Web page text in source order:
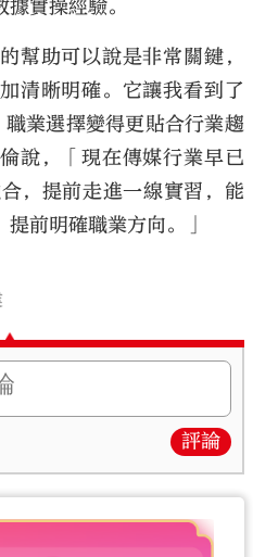
實操經驗。
幫助可以說是非常關鍵，
清晰明確。它讓我看到了
業選擇變得更貼合行業趨
說，「現在傳媒行業早已
，提前走進一線實習，能
前明確職業方向。」
評論